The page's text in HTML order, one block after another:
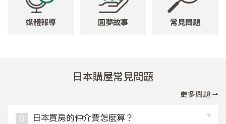
媒體報導 圓夢故事 常見問題
日本購屋常見問題
更多問題 ⇀
Q 日本買房的仲介費怎麼算？